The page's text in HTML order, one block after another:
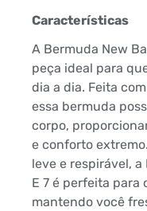
Características
A Bermuda New
peça ideal para
dia a dia. Feita
essa bermuda
corpo,
e conforto
leve e respirável,
E 7 é perfeita para
mantendo você